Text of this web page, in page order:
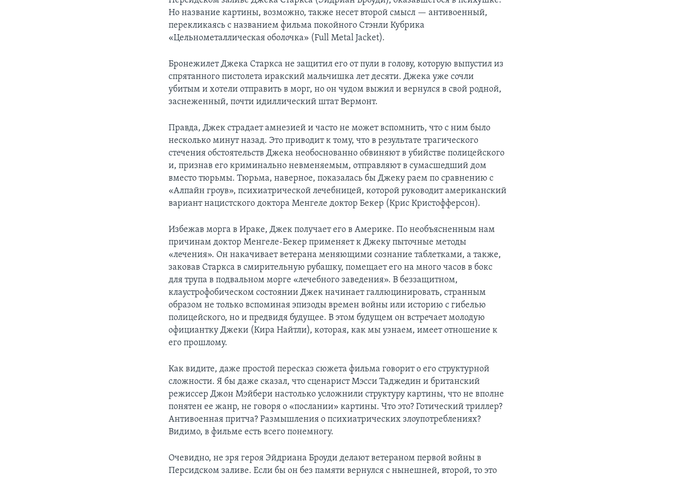
Но название картины, возможно, также несет второй смысл — антивоенный,
перекликаясь с названием фильма покойного Стэнли Кубрика
«Цельнометаллическая оболочка» (Full Metal Jacket).
Бронежилет Джека Старкса не защитил его от пули в голову, которую выпустил из
спрятанного пистолета иракский мальчишка лет десяти. Джека уже сочли
убитым и хотели отправить в морг, но он чудом выжил и вернулся в свой родной,
заснеженный, почти идиллический штат Вермонт.
Правда, Джек страдает амнезией и часто не может вспомнить, что с ним было
несколько минут назад. Это приводит к тому, что в результате трагического
стечения обстоятельств Джека необоснованно обвиняют в убийстве полицейского
и, признав его криминально невменяемым, отправляют в сумасшедший дом
вместо тюрьмы. Тюрьма, наверное, показалась бы Джеку раем по сравнению с
«Алпайн гроув», психиатрической лечебницей, которой руководит американский
вариант нацистского доктора Менгеле доктор Бекер (Крис Кристофферсон).
Избежав морга в Ираке, Джек получает его в Америке. По необъясненным нам
причинам доктор Менгеле-Бекер применяет к Джеку пыточные методы
«лечения». Он накачивает ветерана меняющими сознание таблетками, а также,
заковав Старкса в смирительную рубашку, помещает его на много часов в бокс
для трупа в подвальном морге «лечебного заведения». В беззащитном,
клаустрофобическом состоянии Джек начинает галлюцинировать, странным
образом не только вспоминая эпизоды времен войны или историю с гибелью
полицейского, но и предвидя будущее. В этом будущем он встречает молодую
официантку Джеки (Кира Найтли), которая, как мы узнаем, имеет отношение к
его прошлому.
Как видите, даже простой пересказ сюжета фильма говорит о его структурной
сложности. Я бы даже сказал, что сценарист Мэсси Таджедин и британский
режиссер Джон Мэйбери настолько усложнили структуру картины, что не вполне
понятен ее жанр, не говоря о «послании» картины. Что это? Готический триллер?
Антивоенная притча? Размышления о психиатрических злоупотреблениях?
Видимо, в фильме есть всего понемногу.
Очевидно, не зря героя Эйдриана Броуди делают ветераном первой войны в
Персидском заливе. Если бы он без памяти вернулся с нынешней, второй, то это